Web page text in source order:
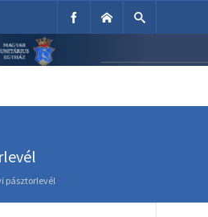
Egyház
pásztorlevél